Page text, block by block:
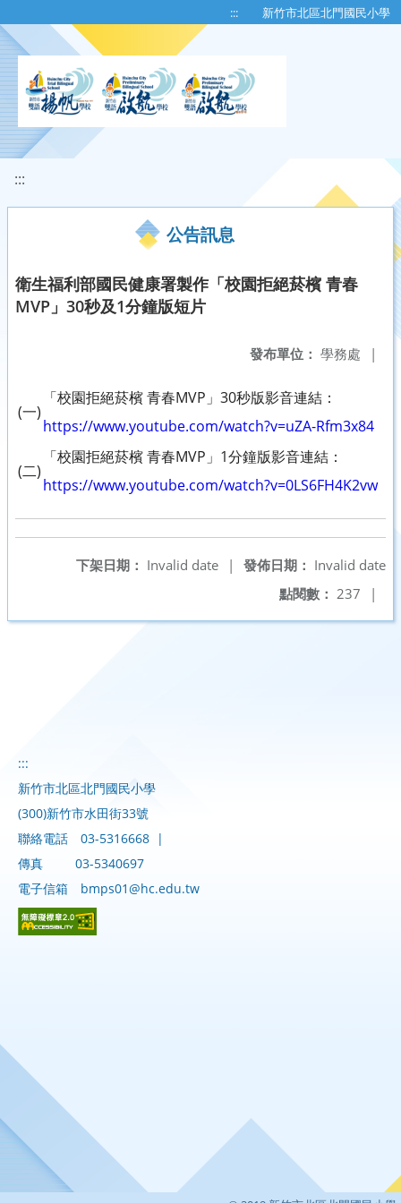
::: 新竹市北區北門國民小學
:::
公告訊息
衛生福利部國民健康署製作「校園拒絕菸檳 青春
MVP」30秒及1分鐘版短片
發布單位： 學務處 |
(一)
「校園拒絕菸檳 青春MVP」30秒版影音連結：
https://www.youtube.com/watch?v=uZA-Rfm3x84
(二)
「校園拒絕菸檳 青春MVP」1分鐘版影音連結：
https://www.youtube.com/watch?v=0LS6FH4K2vw
發佈日期： Invalid date
下架日期： Invalid date
|
點閱數： 237 |
:::
新竹市北區北門國民小學
(300)新竹市水田街33號
聯絡電話
03-5316668 |
傳真
03-5340697
電子信箱
bmps01@hc.edu.tw